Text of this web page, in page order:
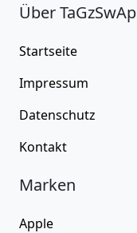
Über TaGzSwAp
Startseite
Impressum
Datenschutz
Kontakt
Marken
Apple